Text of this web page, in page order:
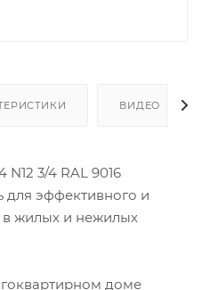
ВИДЕО
3/4 RAL 9016
для эффективного и
жилых и нежилых
доме